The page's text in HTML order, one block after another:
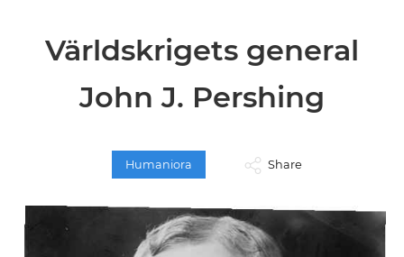
Världskrigets general
John J. Pershing
Humaniora Share